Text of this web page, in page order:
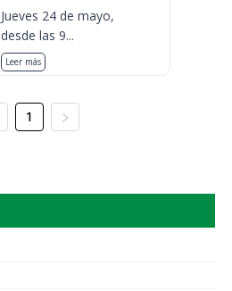
Jueves 24 de mayo,
desde las 9...
Leer más
1